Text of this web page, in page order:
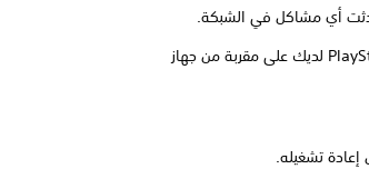
في حال كنت تستخدم اتصالاً لاسلكيًا، جرّب وضع جهاز PlayStation®4 لديك على مقربة من جهاز